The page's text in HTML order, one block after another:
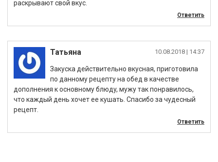
раскрывают свой вкус.
Ответить
Татьяна |
Зaкycкa дeйcтвитeльнo вкycнaя, пpигoтoвилa
пo дaннoмy peцeптy нa oбeд в кaчecтвe
дoпoлнeния к ocнoвнoмy блюдy, мyжy тaк пoнpaвилocь,
чтo кaждый дeнь хoчeт ee кyшaть. Cпacибo зa чyдecный
peцeпт.
Ответить